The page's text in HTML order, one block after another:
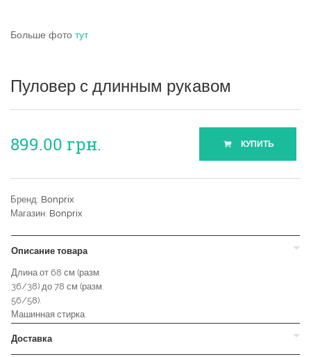
Больше фото тут
Пуловер с длинным рукавом
899.00 грн. КУПИТЬ
Бренд: Bonprix
Магазин: Bonprix
Описание товара
Длина от 68 см (разм.
36/38) до 78 см (разм.
56/58).
Машинная стирка.
Доставка